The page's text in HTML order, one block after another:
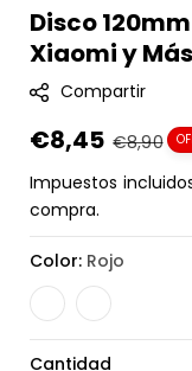
K
U
Disco
Xiaomi y
Compartir
Precio
en
oferta
€8,45 Precio
€8,90
Impuestos
compra.
Color: Rojo
Cantidad